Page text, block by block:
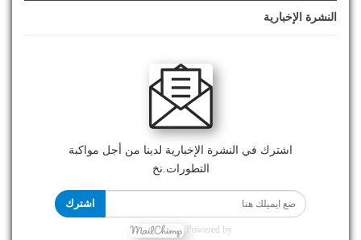
النشرة الإخبارية
اشترك في النشرة الإخبارية لدينا من أجل مواكبة
التطورات.نخ
اشترك
Powered by